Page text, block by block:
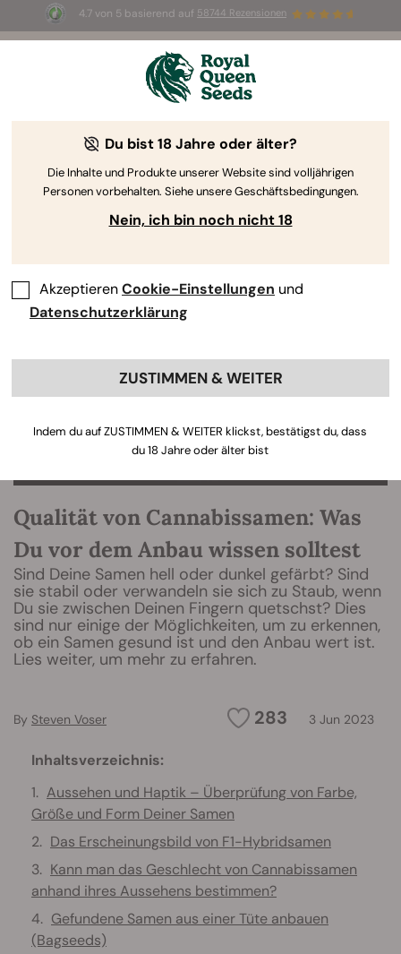
4.7 von 5 basierend auf 58744 Rezensionen
☀️ Sommer-Sale: Bis zu 50 % Rabatt
auf ausgewählte Produkte! ⏤
The RQS Blog
Qualität von Cannabissamen: Was
Du vor dem Anbau wissen solltest
Sind Deine Samen hell oder dunkel gefärbt? Sind
sie stabil oder verwandeln sie sich zu Staub, wenn
Du sie zwischen Deinen Fingern quetschst? Dies
sind nur einige der Möglichkeiten, um zu erkennen,
ob ein Samen gesund ist und den Anbau wert ist.
Lies weiter, um mehr zu erfahren.
283 3 Jun 2023
By Steven Voser
Inhaltsverzeichnis:
Aussehen und Haptik – Überprüfung von Farbe,
Größe und Form Deiner Samen
Das Erscheinungsbild von F1-Hybridsamen
Kann man das Geschlecht von Cannabissamen
anhand ihres Aussehens bestimmen?
Gefundene Samen aus einer Tüte anbauen
(Bagseeds)
Du bist 18 Jahre oder älter?
Die Inhalte und Produkte unserer Website sind volljährigen
Personen vorbehalten. Siehe unsere Geschäftsbedingungen.
Nein, ich bin noch nicht 18
AkzeptierenCookie-Einstellungen und
Datenschutzerklärung
ZUSTIMMEN & WEITER
Indem du auf ZUSTIMMEN & WEITER klickst, bestätigst du, dass
du 18 Jahre oder älter bist